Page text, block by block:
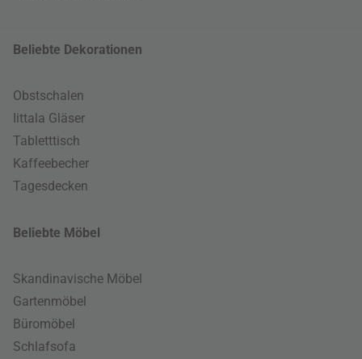
Beliebte Dekorationen
Obstschalen
Iittala Gläser
Tabletttisch
Kaffeebecher
Tagesdecken
Beliebte Möbel
Skandinavische Möbel
Gartenmöbel
Büromöbel
Schlafsofa